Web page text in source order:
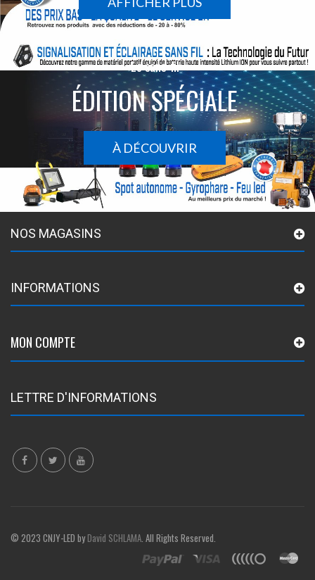
Le sans-fil
ÉDITION SPÉCIALE
À DÉCOUVRIR
NOS MAGASINS
INFORMATIONS
MON COMPTE
LETTRE D'INFORMATIONS
© 2023 CNJY-LED byDavid SCHLAMA. All Rights Reserved.